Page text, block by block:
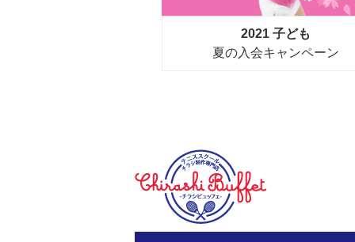
2021 子ども
夏の入会キャンペーン